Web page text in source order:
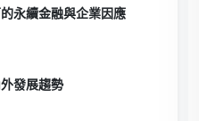
永續金融與企業因應
發展趨勢